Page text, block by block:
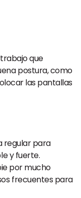
que
postura, como
las pantallas
regular para
y fuerte.
por mucho
frecuentes para